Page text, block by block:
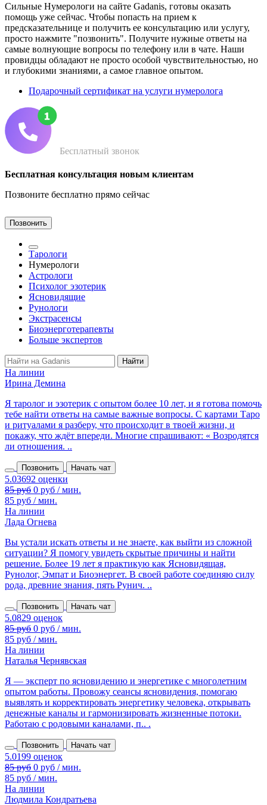
Сильные Нумерологи на сайте Gadanis, готовы оказать
помощь уже сейчас. Чтобы попасть на прием к
предсказательнице и получить ее консультацию или услугу,
просто нажмите "позвонить". Получите нужные ответы на
самые волнующие вопросы по телефону или в чате. Наши
провидцы обладают не просто особой чувствительностью, но
и глубокими знаниями, а самое главное опытом.
Подарочный сертификат на услуги нумеролога
Бесплатный звонок
Бесплатная консультация новым клиентам
Позвоните бесплатно прямо сейчас
Позвонить
Тарологи
Нумерологи
Астрологи
Психолог эзотерик
Ясновидящие
Рунологи
Экстрасенсы
Биоэнерготерапевты
Больше экспертов
На линии
Ирина Демина
Я таролог и эзотерик с опытом более 10 лет, и я готова помочь
тебе найти ответы на самые важные вопросы. С картами Таро
и ритуалами я разберу, что происходит в твоей жизни, и
покажу, что ждёт впереди. Многие спрашивают: « Возродятся
ли отношения. ..
Позвонить Начать чат
85 руб 0 руб / мин.
85 руб / мин.
На линии
Лада Огнева
Вы устали искать ответы и не знаете, как выйти из сложной
ситуации? Я помогу увидеть скрытые причины и найти
решение. Более 19 лет я практикую как Ясновидящая,
Рунолог, Эмпат и Биоэнергет. В своей работе соединяю силу
рода, древние знания, пять Рунич. ..
Позвонить Начать чат
85 руб 0 руб / мин.
85 руб / мин.
На линии
Наталья Чернявская
Я — эксперт по ясновидению и энергетике с многолетним
опытом работы. Провожу сеансы ясновидения, помогаю
выявлять и корректировать энергетику человека, открывать
денежные каналы и гармонизировать жизненные потоки.
Работаю с родовыми каналами, п.. .
Позвонить Начать чат
85 руб 0 руб / мин.
85 руб / мин.
На линии
Людмила Кондратьева